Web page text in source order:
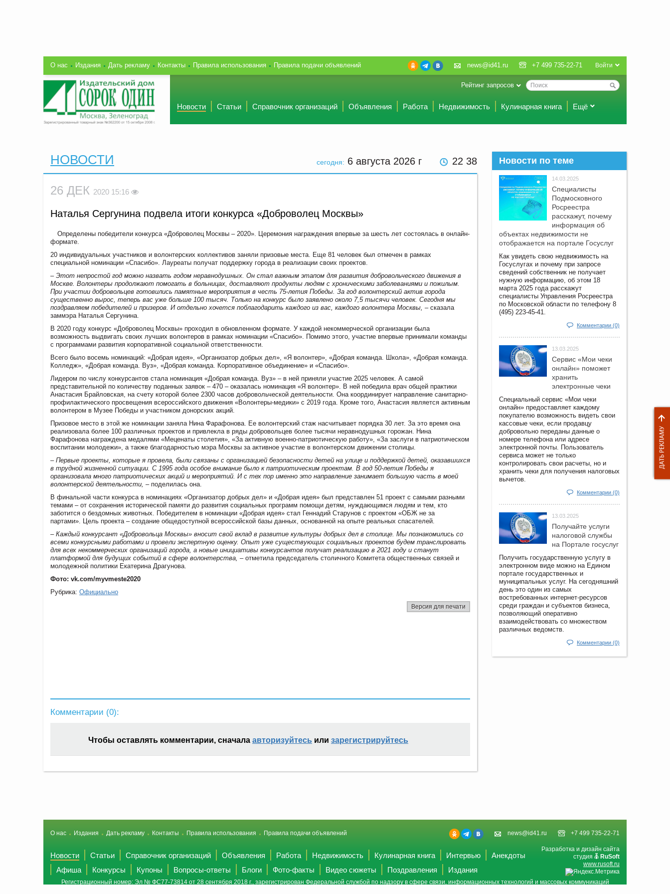
О нас Издания Дать рекламу Контакты Правила использования Правила подачи объявлений Войти
news@id41.ru +7 499 735-22-71
Рейтинг запросов
Новости Статьи Справочник организаций Объявления Работа Недвижимость Кулинарная книга Ещё
сегодня: 6 августа 2026 г 22:38
НОВОСТИ
26 ДЕК 2020 15:16
Наталья Сергунина подвела итоги конкурса «Доброволец Москвы»
Определены победители конкурса «Доброволец Москвы – 2020». Церемония награждения впервые за шесть лет состоялась в онлайн-
формате.
20 индивидуальных участников и волонтерских коллективов заняли призовые места. Еще 81 человек был отмечен в рамках
специальной номинации «Спасибо». Лауреаты получат поддержку города в реализации своих проектов.
– Этот непростой год можно назвать годом неравнодушных. Он стал важным этапом для развития добровольческого движения в
Москве. Волонтеры продолжают помогать в больницах, доставляют продукты людям с хроническими заболеваниями и пожилым.
При участии добровольцев готовились памятные мероприятия в честь 75-летия Победы. За год волонтерский актив города
существенно вырос, теперь вас уже больше 100 тысяч. Только на конкурс было заявлено около 7,5 тысячи человек. Сегодня мы
поздравляем победителей и призеров. И отдельно хочется поблагодарить каждого из вас, каждого волонтера Москвы, – сказала
заммэра Наталья Сергунина
В 2020 году конкурс «Доброволец Москвы» проходил в обновленном формате. У каждой некоммерческой организации была
возможность выдвигать своих лучших волонтеров в рамках номинации «Спасибо». Помимо этого, участие впервые принимали команды
с программами развития корпоративной социальной ответственности.
Всего было восемь номинаций: «Добрая идея», «Организатор добрых дел», «Я волонтер», «Добрая команда. Школа», «Добрая команда.
Колледж», «Добрая команда. Вуз», «Добрая команда. Корпоративное объединение» и «Спасибо».
Лидером по числу конкурсантов стала номинация «Добрая команда. Вуз» – в ней приняли участие 2025 человек. А самой
представительной по количеству поданных заявок – 470 – оказалась номинация «Я волонтер». В ней победила врач общей практики
Анастасия Брайловская, на счету которой более 2300 часов добровольческой деятельности. Она координирует направление санитарно-
профилактического просвещения всероссийского движения «Волонтеры-медики» с 2019 года. Кроме того, Анастасия является активным
волонтером в Музее Победы и участником донорских акций.
Призовое место в этой же номинации заняла Нина Фарафонова. Ее волонтерский стаж насчитывает порядка 30 лет. За это время она
реализовала более 100 различных проектов и привлекла в ряды добровольцев более тысячи неравнодушных горожан. Нина
Фарафонова награждена медалями «Меценаты столетия», «За активную военно-патриотическую работу», «За заслуги в патриотическом
воспитании молодежи», а также благодарностью мэра Москвы за активное участие в волонтерском движении столицы.
– Первые проекты, которые я провела, были связаны с организацией безопасности детей на улице и поддержкой детей, оказавшихся
в трудной жизненной ситуации. С 1995 года особое внимание было к патриотическим проектам. В год 50-летия Победы я
организовала много патриотических акций и мероприятий. И с тех пор именно это направление занимает большую часть в моей
волонтерской деятельности, – поделилась она.
В финальной части конкурса в номинациях «Организатор добрых дел» и «Добрая идея» был представлен 51 проект с самыми разными
темами – от сохранения исторической памяти до развития социальных программ помощи детям, нуждающимся людям и тем, кто
заботится о бездомных животных. Победителем в номинации «Добрая идея» стал Геннадий Старунов с проектом «ОБЖ не за
партами». Цель проекта – создание общедоступной всероссийской базы данных, основанной на опыте реальных спасателей.
– Каждый конкурсант «Добровольца Москвы» вносит свой вклад в развитие культуры добрых дел в столице. Мы познакомились со
всеми конкурсными работами и провели экспертную оценку. Опыт уже существующих социальных проектов будем транслировать
для всех некоммерческих организаций города, а новые инициативы конкурсантов получат реализацию в 2021 году и станут
платформой для будущих событий в сфере волонтерства, – отметила председатель столичного Комитета общественных связей и
молодежной политики Екатерина Драгунова
Фото: vk.com/myvmeste2020
Рубрика: Официально
Версия для печати
Комментарии (0):
Чтобы оставлять комментарии, сначала авторизуйтесь или зарегистрируйтесь
Новости по теме
14.03.2025
Специалисты
Подмосковного
Росреестра
расскажут, почему
информация об
объектах недвижимости не
отображается на портале Госуслуг
Как увидеть свою недвижимость на
Госуслугах и почему при запросе
сведений собственник не получает
нужную информацию, об этом 18
марта 2025 года расскажут
специалисты Управления Росреестра
по Московской области по телефону 8
(495) 223-45-41.
Комментарии (0)
13.03.2025
Сервис «Мои чеки
онлайн» поможет
хранить
электронные чеки
Специальный сервис «Мои чеки
онлайн» предоставляет каждому
покупателю возможность видеть свои
кассовые чеки, если продавцу
добровольно переданы данные о
номере телефона или адресе
электронной почты. Пользователь
сервиса может не только
контролировать свои расчеты, но и
хранить чеки для получения налоговых
вычетов.
Комментарии (0)
13.03.2025
Получайте услуги
налоговой службы
на Портале госyслуг
Получить государственную услугу в
электронном виде можно на Едином
портале государственных и
муниципальных услуг. На сегодняшний
день это один из самых
востребованных интернет-ресурсов
среди граждан и субъектов бизнеса,
позволяющий оперативно
взаимодействовать со множеством
различных ведомств.
Комментарии (0)
news@id41.ru +7 499 735-22-71
О нас Издания Дать рекламу Контакты Правила использования Правила подачи объявлений
Разработка и дизайн сайта
студия
RuSoft
www.rusoft.ru
Новости Статьи Справочник организаций Объявления Работа Недвижимость Кулинарная книга Интервью
Анекдоты
Афиша
Конкурсы Купоны Вопросы-ответы Блоги Фото-факты Видео сюжеты Поздравления Издания
Регистрационный номер: Эл № ФС77-73814 от 28 сентября 2018 г., зарегистрирован Федеральной службой по надзору в сфере связи, информационных технологий и массовых коммуникаций